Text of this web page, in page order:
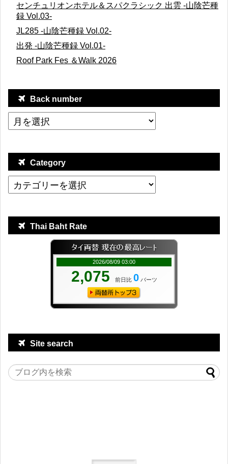
センチュリオンホテル＆スパクラシック 出雲 -山陰芒種
録 Vol.03-
JL285 -山陰芒種録 Vol.02-
出発 -山陰芒種録 Vol.01-
Roof Park Fes ＆Walk 2026
Back number
Category
Thai Baht Rate
Site search